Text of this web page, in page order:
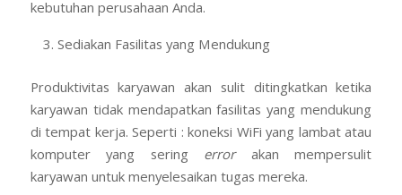
kebutuhan perusahaan Anda.
Sediakan Fasilitas yang Mendukung
Produktivitas karyawan akan sulit ditingkatkan ketika
karyawan tidak mendapatkan fasilitas yang mendukung
di tempat kerja. Seperti : koneksi WiFi yang lambat atau
komputer yang sering error
akan mempersulit
karyawan untuk menyelesaikan tugas mereka.